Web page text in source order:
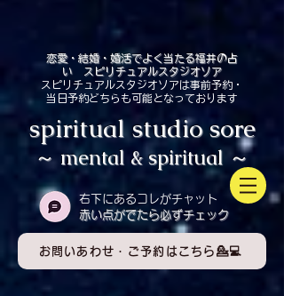
恋愛・結婚・婚活でよく当たる福井の占
い スピリチュアルスタジオソア
スピリチュアルスタジオソアは事前予約・
当日予約どちらも可能となっております
spiritual studio sore
～ mental & spiritual ～
​右下にあるコレがチャット
赤い点がでたら必ずチェック
お問いあわせ・ご予約はこちら💁💻